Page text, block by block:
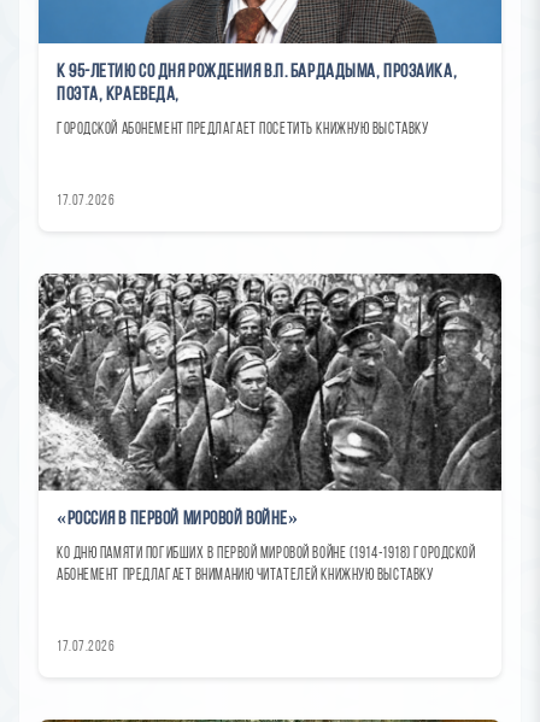
К 95-летию со дня рождения В.П. Бардадыма, прозаика,
поэта, краеведа,
городской абонемент предлагает посетить книжную выставку
17.07.2026
«Россия в Первой мировой войне»
Ко Дню памяти погибших в Первой мировой войне (1914-1918) городской
абонемент предлагает вниманию читателей книжную выставку
17.07.2026